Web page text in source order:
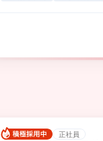
正社員